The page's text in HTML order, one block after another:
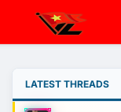
LATEST THREADS